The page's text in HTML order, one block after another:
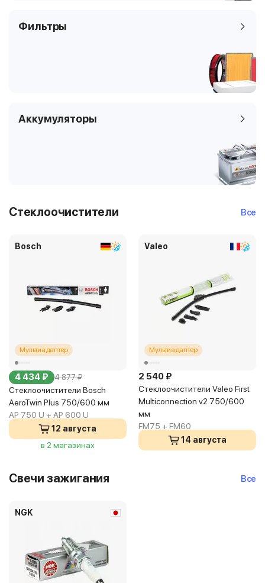
Фильтры
Аккумуляторы
Стеклоочистители Все
Bosch
Мультиадаптер
4 434 ₽ 4 877 ₽
Стеклоочистители Bosch
AeroTwin Plus 750/600 мм
AP 750 U + AP 600 U
12 августа
в 2 магазинах
Valeo
Мультиадаптер
2 540 ₽
Стеклоочистители Valeo First
Multiconnection v2 750/600
мм
FM75 + FM60
14 августа
Свечи зажигания Все
NGK